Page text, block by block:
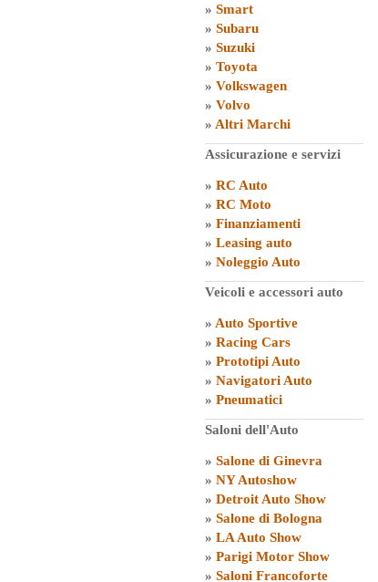
» Smart
» Subaru
» Suzuki
» Toyota
» Volkswagen
» Volvo
» Altri Marchi
Assicurazione e servizi
» RC Auto
» RC Moto
» Finanziamenti
» Leasing auto
» Noleggio Auto
Veicoli e accessori auto
» Auto Sportive
» Racing Cars
» Prototipi Auto
» Navigatori Auto
» Pneumatici
Saloni dell'Auto
» Salone di Ginevra
» NY Autoshow
» Detroit Auto Show
» Salone di Bologna
» LA Auto Show
» Parigi Motor Show
» Saloni Francoforte